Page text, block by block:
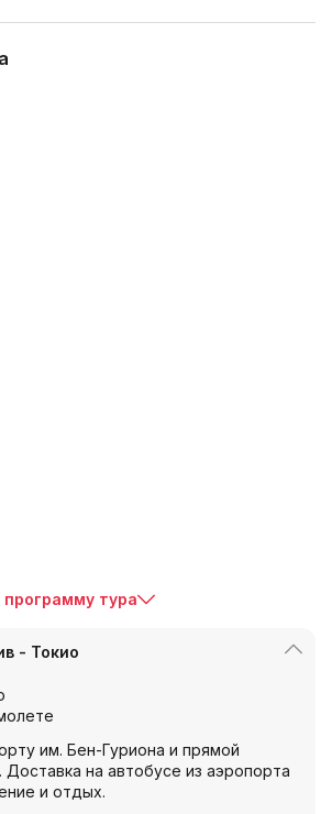
тура
- Токио
им. Бен-Гуриона и прямой
Доставка на автобусе из аэропорта
и отдых.